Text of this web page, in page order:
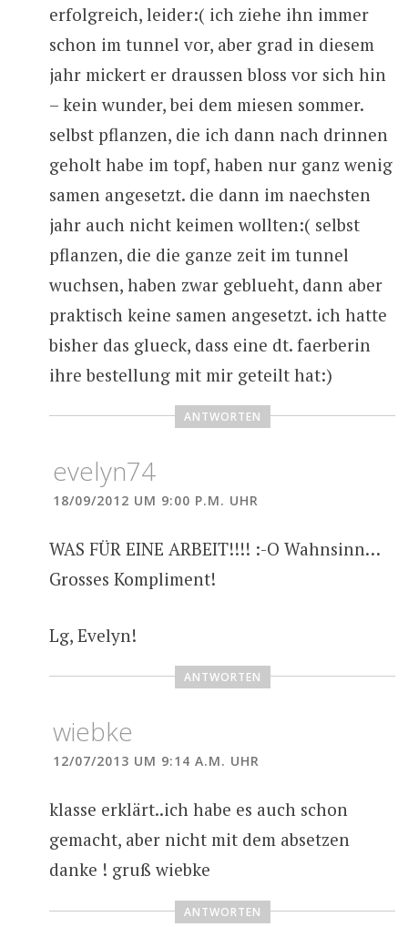
erfolgreich, leider:( ich ziehe ihn immer
schon im tunnel vor, aber grad in diesem
jahr mickert er draussen bloss vor sich hin
– kein wunder, bei dem miesen sommer.
selbst pflanzen, die ich dann nach drinnen
geholt habe im topf, haben nur ganz wenig
samen angesetzt. die dann im naechsten
jahr auch nicht keimen wollten:( selbst
pflanzen, die die ganze zeit im tunnel
wuchsen, haben zwar geblueht, dann aber
praktisch keine samen angesetzt. ich hatte
bisher das glueck, dass eine dt. faerberin
ihre bestellung mit mir geteilt hat:)
ANTWORTEN
evelyn74
18/09/2012 UM 9:00 P.M. UHR
WAS FÜR EINE ARBEIT!!!! :-O Wahnsinn…
Grosses Kompliment!
Lg, Evelyn!
ANTWORTEN
wiebke
12/07/2013 UM 9:14 A.M. UHR
klasse erklärt..ich habe es auch schon
gemacht, aber nicht mit dem absetzen
danke ! gruß wiebke
ANTWORTEN